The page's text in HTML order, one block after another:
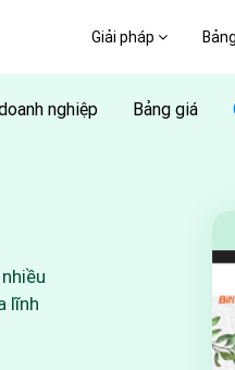
Giải pháp
nghiệp Bảng giá
lĩnh